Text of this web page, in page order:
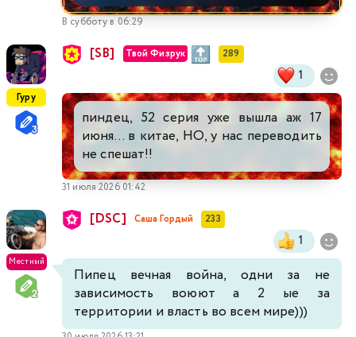
В субботу в 06:29
Гуру
[SB] Твой Физрук 289
1
пиндец, 52 серия уже вышла аж 17
июня... в китае, НО, у нас переводить
не спешат!!
31 июля 2026 01:42
Местный
[DSC] Саша Гордый 233
1
Пипец вечная война, одни за не
зависимость воюют а 2 ые за
территории и власть во всем мире)))